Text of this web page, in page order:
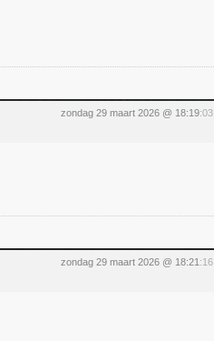
zondag 29 maart 2026 @ 18:19:03
zondag 29 maart 2026 @ 18:21 :16